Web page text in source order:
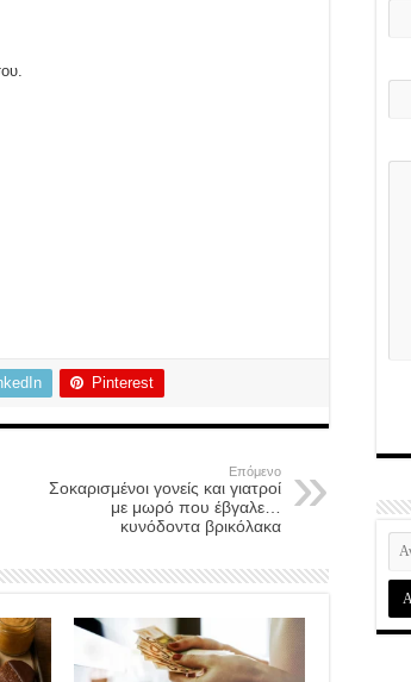
Pinterest
Επόμενο
Σοκαρισμένοι γονείς και γιατροί
με μωρό που έβγαλε…
κυνόδοντα βρικόλακα